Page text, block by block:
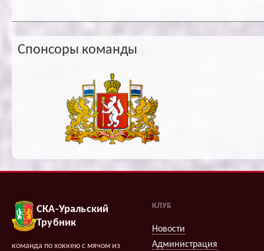
Спонсоры команды
СКА-Уральский
Трубник
команда по хоккею с мячом из
КЛУБ
Новости
Администрация